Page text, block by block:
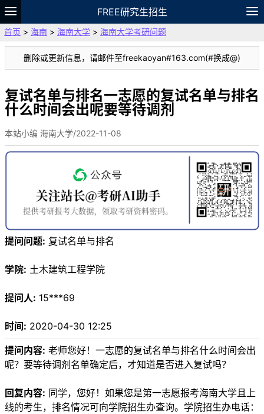
FREE研究生招生
题库
故事 专题 APP 笔记
VIP
资料
首页 > 海南 > 海南大学 > 海南大学考研问题
删除或更新信息，请邮件至freekaoyan#163.com(#换成@)
复试名单与排名一志愿的复试名单与排名
什么时间会出呢要等待调剂
本站小编 海南大学/2022-11-08
提问问题: 复试名单与排名
学院: 土木建筑工程学院
提问人: 15***69
时间: 2020-04-30 12:25
提问内容: 老师您好！一志愿的复试名单与排名什么时间会出
呢？要等待调剂名单确定后，才知道是否进入复试吗？
回复内容: 同学，您好！如果您是第一志愿报考海南大学且上
线的考生，排名情况可向学院招生办查询。学院招生办电话：